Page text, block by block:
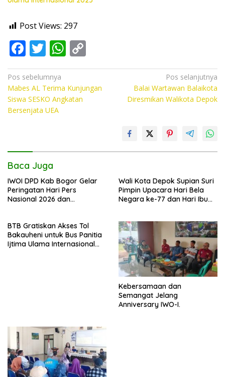
Post Views: 297
F
ac
e
b
o
T
w
itt
er
W
h
at
s
o
y
Navigasi
pos
Pos sebelumnya
Mabes AL Terima Kunjungan
Siswa SESKO Angkatan
Bersenjata UEA
Pos selanjutnya
Balai Wartawan Balaikota
Diresmikan Walikota Depok
Baca Juga
IWOI DPD Kab Bogor Gelar
Peringatan Hari Pers
Nasional 2026 dan
Wali Kota Depok Supian Suri
Pimpin Upacara Hari Bela
Negara ke-77 dan Hari Ibu
BTB Gratiskan Akses Tol
Bakauheni untuk Bus Panitia
Ijtima Ulama Internasional
Kebersamaan dan
Semangat Jelang
Anniversary IWO-I.